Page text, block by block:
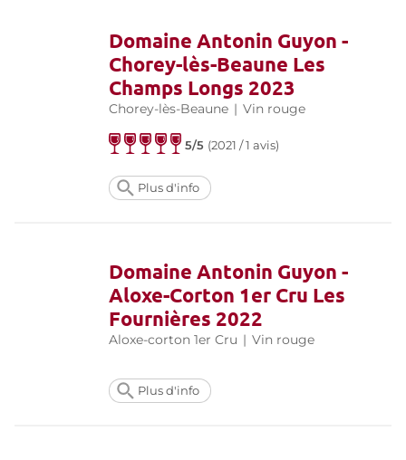
Domaine Antonin Guyon -
Chorey-lès-Beaune Les
Champs Longs 2023
Chorey-lès-Beaune | Vin rouge
5/5 (2021 / 1 avis)
Plus d'info
Domaine Antonin Guyon -
Aloxe-Corton 1er Cru Les
Fournières 2022
Aloxe-corton 1er Cru | Vin rouge
Plus d'info